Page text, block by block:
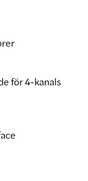
för 4-kanals